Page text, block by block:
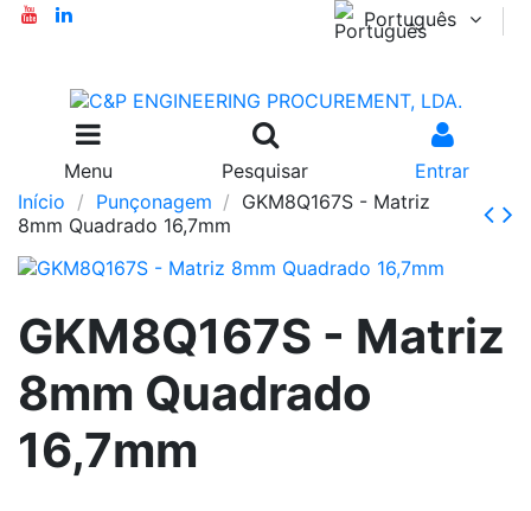
Português
Menu Pesquisar
Entrar
Início
Punçonagem
GKM8Q167S - Matriz
8mm Quadrado 16,7mm
GKM8Q167S - Matriz
8mm Quadrado
16,7mm